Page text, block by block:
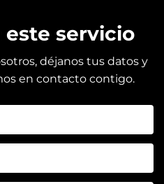
este servicio
déjanos tus datos y
en contacto contigo.